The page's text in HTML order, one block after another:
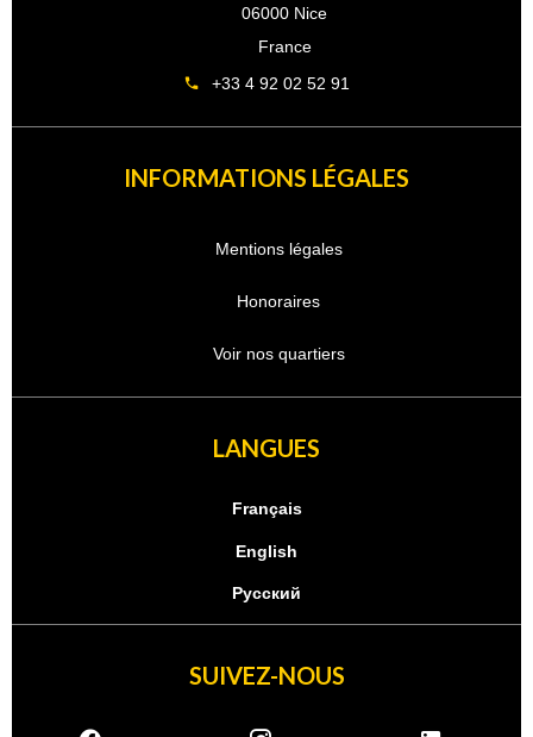
06000 Nice
France
+33 4 92 02 52 91
INFORMATIONS LÉGALES
Mentions légales
Honoraires
Voir nos quartiers
LANGUES
Français
English
Русский
SUIVEZ-NOUS